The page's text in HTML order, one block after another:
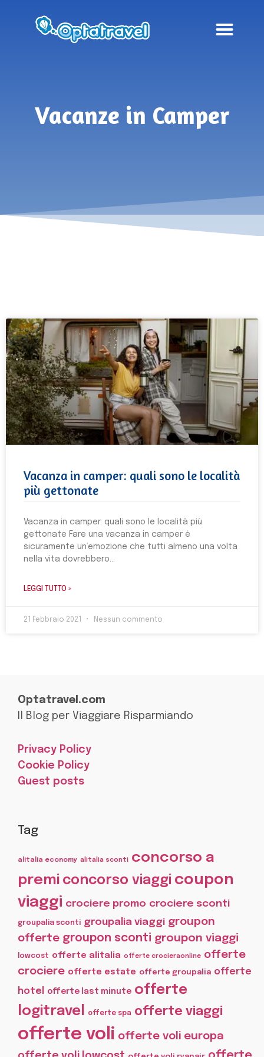
Vacanze in Camper
Vacanza in camper: quali sono le località
più gettonate
Vacanza in camper: quali sono le località più
gettonate Fare una vacanza in camper è
sicuramente un’emozione che tutti almeno una volta
nella vita dovrebbero
LEGGI TUTTO »
21 Febbraio 2021 Nessun commento
Optatravel.com
Il Blog per Viaggiare Risparmiando
Privacy Policy
Cookie Policy
Guest posts
Tag
alitalia economy alitalia sconti concorso a
premi concorso viaggi coupon
viaggi crociere promo crociere sconti
groupalia sconti groupalia viaggi groupon
offerte groupon sconti groupon viaggi
lowcost offerte alitalia offerte crocieraonline offerte
crociere offerte estate offerte groupalia offerte
hotel
offerte last minute offerte
logitravel offerte spa offerte viaggi
offerte voli offerte voli europa